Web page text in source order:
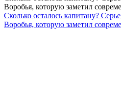
Воробья, которую заметил
Сколько осталось капитану?
Воробья, которую заметил